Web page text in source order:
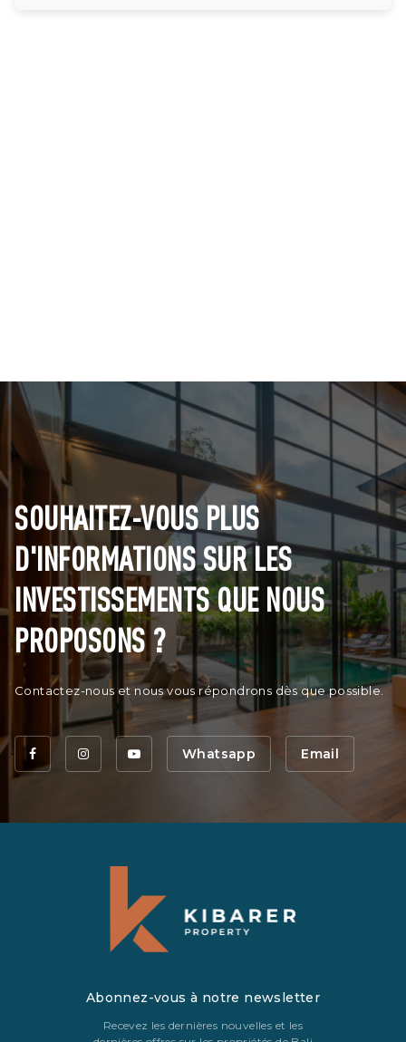
SOUHAITEZ-VOUS PLUS
D'INFORMATIONS SUR LES
INVESTISSEMENTS QUE NOUS
PROPOSONS ?
Contactez-nous et nous vous répondrons dès que possible.
Whatsapp Email
Abonnez-vous à notre newsletter
Recevez les dernières nouvelles et les